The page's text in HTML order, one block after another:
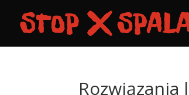
Rozwiązania